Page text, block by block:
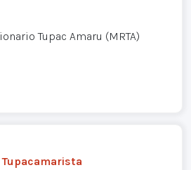
Tupac Amaru (MRTA)